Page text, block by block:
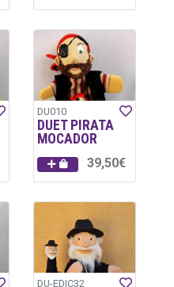
DU010
DUET PIRATA
MOCADOR
39,50€
DU-EDIC32